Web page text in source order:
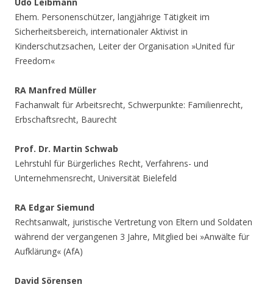
Ehem. Personenschützer, langjährige Tätigkeit im
Sicherheitsbereich, internationaler Aktivist in
Kinderschutzsachen, Leiter der Organisation »United für
Freedom«
RA Manfred Müller
Fachanwalt für Arbeitsrecht, Schwerpunkte: Familienrecht,
Erbschaftsrecht, Baurecht
Prof. Dr. Martin Schwab
Lehrstuhl für Bürgerliches Recht, Verfahrens- und
Unternehmensrecht, Universität Bielefeld
RA Edgar Siemund
Rechtsanwalt, juristische Vertretung von Eltern und Soldaten
während der vergangenen 3 Jahre, Mitglied bei »Anwälte für
Aufklärung« (AfA)
David Sörensen